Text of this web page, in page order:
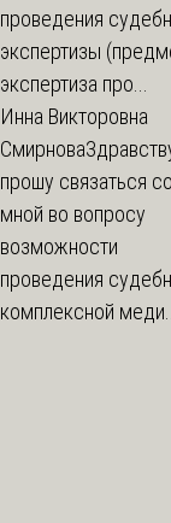
проведения
экспертизы
экспертиза про...
Инна Викторовна
Смирнова
прошу связаться со
мной во вопросу
возможности
проведения
комплексной меди...